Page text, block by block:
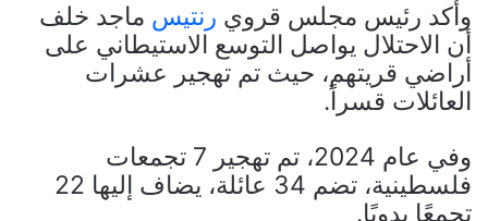
وأكد رئيس مجلس قروي رنتيس ماجد خلف
أن الاحتلال يواصل التوسع الاستيطاني على
أراضي قريتهم، حيث تم تهجير عشرات
العائلات قسراً.
وفي عام 2024، تم تهجير 7 تجمعات
فلسطينية، تضم 34 عائلة، يضاف إليها 22
تجمعًا بدويًا.